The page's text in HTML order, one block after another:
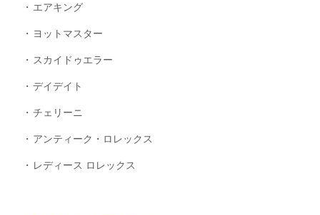
エアキング
ヨットマスター
スカイドゥエラー
デイデイト
チェリーニ
アンティーク・ロレックス
レディース ロレックス